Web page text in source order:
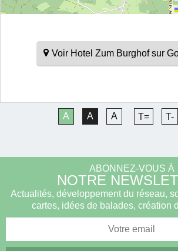
Voir Hotel Zum Burghof sur
A A A T= T-
ABONNEZ-VOUS À
NOTRE
Actualités, développement du réseau,
cartes, idées de balades, création